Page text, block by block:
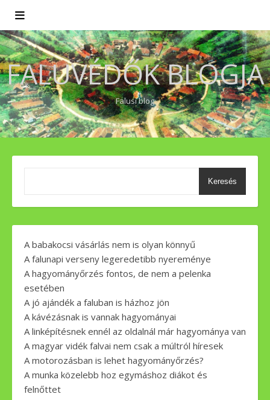
FALUVÉDŐK BLOGJA
Falusi blog
Keresés
A babakocsi vásárlás nem is olyan könnyű
A falunapi verseny legeredetibb nyereménye
A hagyományőrzés fontos, de nem a pelenka
esetében
A jó ajándék a faluban is házhoz jön
A kávézásnak is vannak hagyományai
A linképítésnek ennél az oldalnál már hagyománya van
A magyar vidék falvai nem csak a múltról híresek
A motorozásban is lehet hagyományőrzés?
A munka közelebb hoz egymáshoz diákot és
felnőttet